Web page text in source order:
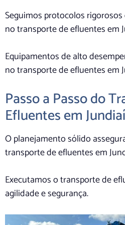
Seguimos protocolos
no transporte de efluentes em
Equipamentos de alto
no transporte de efluentes em
Passo a Passo do
Efluentes em
O planejamento sólido
transporte de efluentes em
Executamos o transporte de
agilidade e segurança.